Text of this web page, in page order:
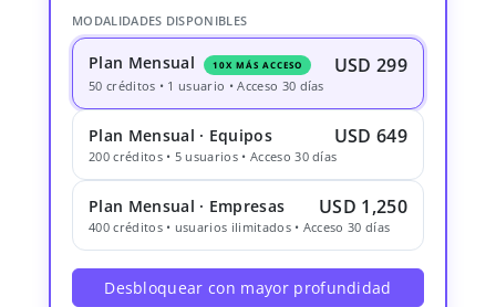
MODALIDADES DISPONIBLES
Plan Mensual 10X MÁS ACCESO USD 299
50 créditos • 1 usuario • Acceso 30 días
Plan Mensual · Equipos USD 649
200 créditos • 5 usuarios • Acceso 30 días
Plan Mensual · Empresas USD 1,250
400 créditos • usuarios ilimitados • Acceso 30 días
Desbloquear con mayor profundidad